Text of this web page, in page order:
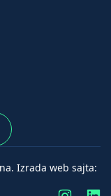
Izrada web sajta: